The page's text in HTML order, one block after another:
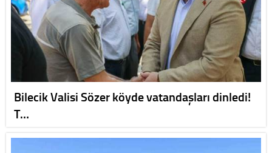
Bilecik Valisi Sözer köyde vatandaşları dinledi!
T…